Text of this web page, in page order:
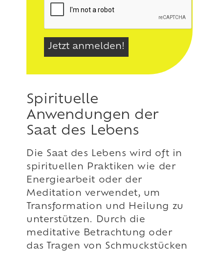
Spirituelle
Anwendungen der
Saat des Lebens
Die Saat des Lebens wird oft in
spirituellen Praktiken wie der
Energiearbeit oder der
Meditation verwendet, um
Transformation und Heilung zu
unterstützen. Durch die
meditative Betrachtung oder
das Tragen von Schmuckstücken